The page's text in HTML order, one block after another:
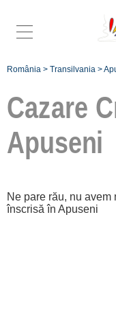
România > Transilvania >
Cazare
Apuseni
Ne pare rău, nu
înscrisă în Apuseni
unitate de cazare